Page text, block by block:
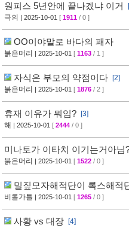
원피스 5년안에 끝나겠냐 이거
극의 | 2025-10-01 [ 1911 / 0 ]
OO이야말로 바다의 패자
붉은머리 | 2025-10-01 [ 1163 / 1 ]
자식은 부모의 약점이다
[2]
붉은머리
| 2025-10-01 [ 1876 / 2 ]
휴재 이유가 뭐임?
[3]
해 | 2025-10-01 [ 2444 / 0 ]
미나토가 이타치 이기는거아님
붉은머리
| 2025-10-01 [ 1522 / 0 ]
밀짚모자해적단이 록스해적
비롤가틀 | 2025-10-01 [ 1265 / 0 ]
사황 vs 대장
[4]